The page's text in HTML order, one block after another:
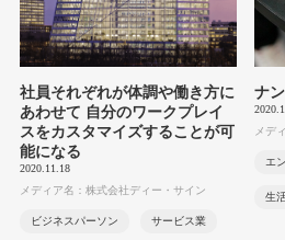
社員それぞれが体調や働き方に
あわせて 自分のワークプレイ
スをカスタマイズすることが可
能になる
2020.11.18
メディア名：株式会社ディー・サイン
ビジネスパーソン サービス業
ナ
メデ
エ
生